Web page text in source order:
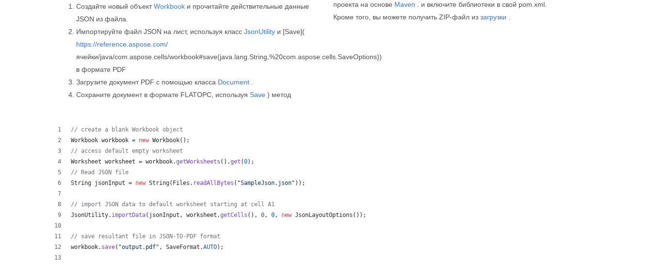
Создайте новый объектWorkbook и прочитайте действительные данные
JSON из файла.
Импортируйте файл JSON на лист, используя класс JsonUtility и [Save](
https://reference.aspose.com/
ячейки/java/com.aspose.cells/workbook#save(java.lang.String,%20com.aspose.cells.SaveOptions))
в формате PDF
Загрузите документ PDF с помощью класса Document
Сохраните документ в формате FLATOPC, используя Save ) метод
проекта на основе Maven . и включите библиотеки в свой pom.xml.
Кроме того, вы можете получить ZIP-файл из загрузки
// create a blank Workbook object
Workbook workbook = new Workbook();
// access default empty worksheet
Worksheet worksheet = workbook.getWorksheets ().get (0);
// Read JSON file
String jsonInput = new String( Files . readAllBytes ( "SampleJson.json" ));
// import JSON data to default worksheet starting at cell A1
JsonUtility. importData( jsonInput , worksheet .getCells (), 0, 0, new JsonLayoutOptions ());
// save resultant file in JSON-TO-PDF format
workbook. save( "output.pdf" , SaveFormat .AUTO);